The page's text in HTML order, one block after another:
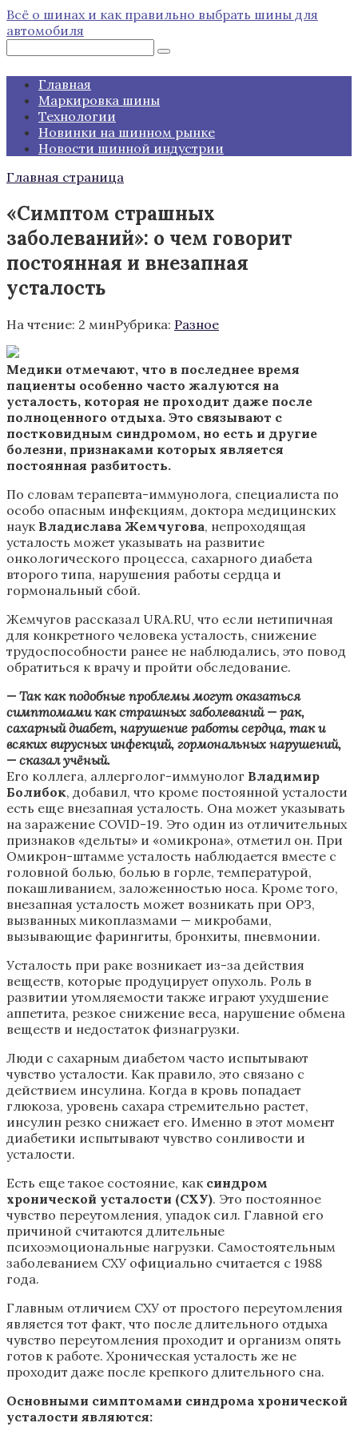
Перейти
к
Всё о шинах и как правильно выбрать шины для
автомобиля
Главная
Маркировка шины
Технологии
Новинки на шинном рынке
Новости шинной индустрии
Главная страница
«Симптом страшных
заболеваний»: о чем говорит
постоянная и внезапная
усталость
На чтение: 2 минРубрика: Разное
Медики отмечают, что в последнее время
пациенты особенно часто жалуются на
усталость, которая не проходит даже после
полноценного отдыха. Это связывают с
постковидным синдромом, но есть и другие
болезни, признаками которых является
постоянная разбитость.
По словам терапевта-иммунолога, специалиста по
особо опасным инфекциям, доктора медицинских
наук Владислава Жемчугова, непроходящая
усталость может указывать на развитие
онкологического процесса, сахарного диабета
второго типа, нарушения работы сердца и
гормональный сбой.
Жемчугов рассказал URA.RU, что если нетипичная
для конкретного человека усталость, снижение
трудоспособности ранее не наблюдались, это повод
обратиться к врачу и пройти обследование.
— Так как подобные проблемы могут оказаться
симптомами как страшных заболеваний — рак,
сахарный диабет, нарушение работы сердца, так и
всяких вирусных инфекций, гормональных нарушений,
— сказал учёный.
Его коллега, аллерголог-иммунолог Владимир
Болибок, добавил, что кроме постоянной усталости
есть еще внезапная усталость. Она может указывать
на заражение COVID-19. Это один из отличительных
признаков «дельты» и «омикрона», отметил он. При
Омикрон-штамме усталость наблюдается вместе с
головной болью, болью в горле, температурой,
покашливанием, заложенностью носа. Кроме того,
внезапная усталость может возникать при ОРЗ,
вызванных микоплазмами — микробами,
вызывающие фарингиты, бронхиты, пневмонии.
Усталость при раке возникает из-за действия
веществ, которые продуцирует опухоль. Роль в
развитии утомляемости также играют ухудшение
аппетита, резкое снижение веса, нарушение обмена
веществ и недостаток физнагрузки.
Люди с сахарным диабетом часто испытывают
чувство усталости. Как правило, это связано с
действием инсулина. Когда в кровь попадает
глюкоза, уровень сахара стремительно растет,
инсулин резко снижает его. Именно в этот момент
диабетики испытывают чувство сонливости и
усталости.
Есть еще такое состояние, как синдром
хронической усталости (СХУ). Это постоянное
чувство переутомления, упадок сил. Главной его
причиной считаются длительные
психоэмоциональные нагрузки. Самостоятельным
заболеванием СХУ официально считается с 1988
года.
Главным отличием СХУ от простого переутомления
является тот факт, что после длительного отдыха
чувство переутомления проходит и организм опять
готов к работе. Хроническая усталость же не
проходит даже после крепкого длительного сна.
Основными симптомами синдрома хронической
усталости являются: